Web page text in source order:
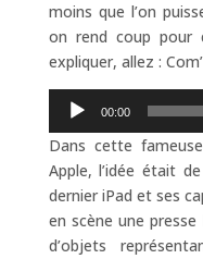
moins que l’on
on rend coup pour
expliquer, allez :
Lecteur
audio
00:00
Dans cette
Apple, l’idée était
dernier iPad et ses
en scène une
d’objets